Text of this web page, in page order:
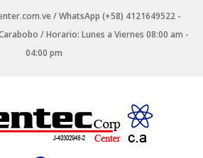
/ WhatsApp (+58) 4121649522 -
/ Horario: Lunes a Viernes 08:00 am -
04:00 pm